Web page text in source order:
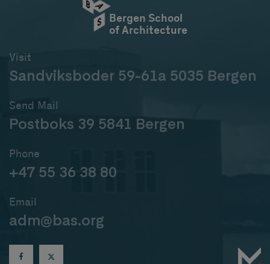
Bergen School
of Architecture
Visit
Sandviksboder 59-61a 5035 Bergen
Send Mail
Postboks 39 5841 Bergen
Phone
+47 55 36 38 80
Email
adm@bas.org